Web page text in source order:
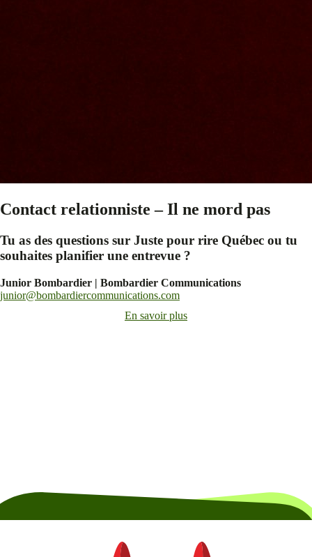
Contact relationniste – Il ne mord pas
Tu as des questions sur Juste pour rire Québec ou tu
souhaites planifier une entrevue ?
Junior Bombardier | Bombardier Communications
junior@bombardiercommunications.com
En savoir plus